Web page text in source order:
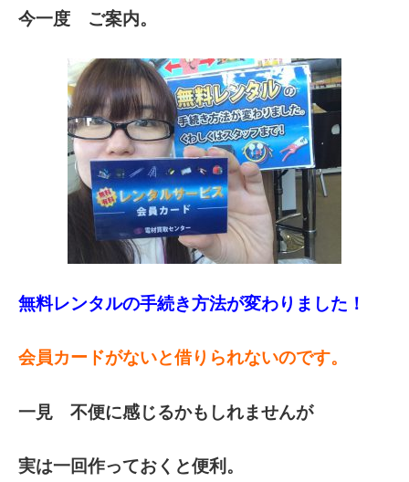
今一度 ご案内。
無料レンタルの手続き方法が変わりました！
会員カードがないと借りられないのです。
一見 不便に感じるかもしれませんが
実は一回作っておくと便利。